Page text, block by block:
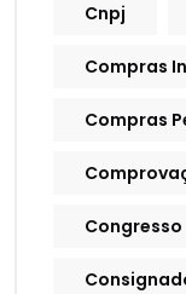
Cnpj
Compras
Compras